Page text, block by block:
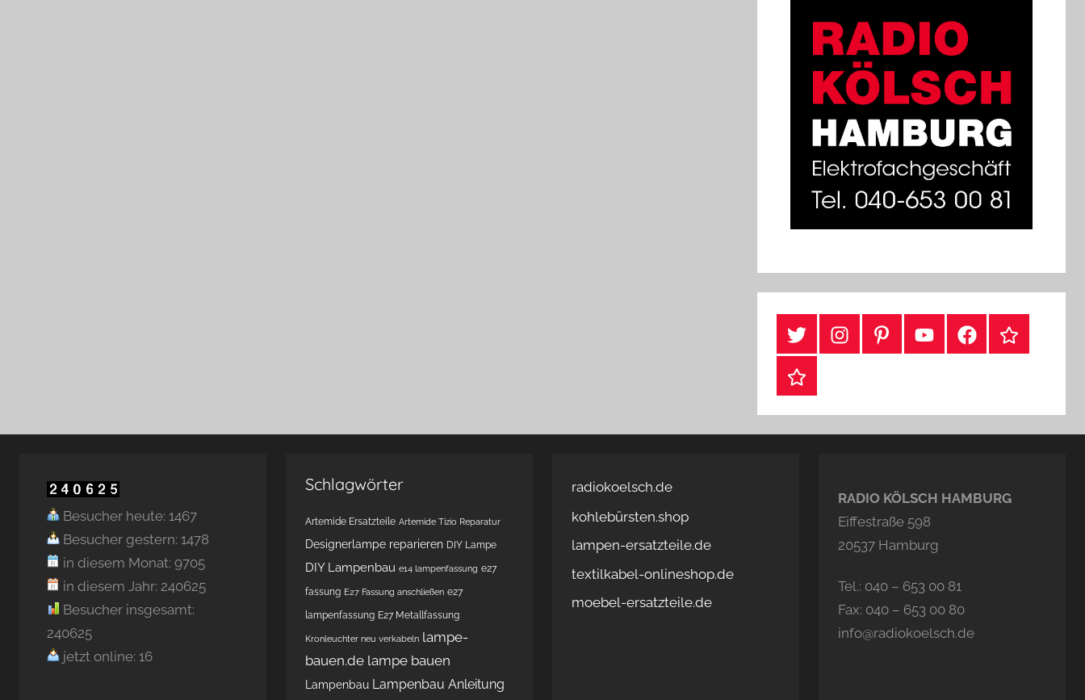
#TwitterInstagramPinterestYouTubeFacebook
TikTok
Webshop
Besucher heute: 1467
Besucher gestern: 1478
in diesem Monat: 9705
in diesem Jahr: 240625
Besucher insgesamt:
240625
jetzt online: 16
Schlagwörter
Artemide Ersatzteile Artemide Tizio Reparatur
Designerlampe reparieren DIY Lampe
DIY Lampenbau e14 lampenfassung e27
fassung E27 Fassung anschließen e27
lampenfassung E27 Metallfassung
Kronleuchter neu verkabeln lampe-
bauen.de lampe bauen
Lampenbau Lampenbau Anleitung
radiokoelsch.de
kohlebürsten.shop
lampen-ersatzteile.de
textilkabel-onlineshop.de
moebel-ersatzteile.de
RADIO KÖLSCH HAMBURG
Eiffestraße 598
20537 Hamburg
Tel.: 040 – 653 00 81
Fax: 040 – 653 00 80
info@radiokoelsch.de